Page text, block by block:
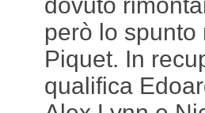
però lo spunto
Piquet. In
qualifica